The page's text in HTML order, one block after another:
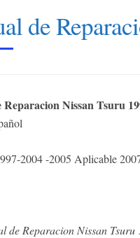
de
Nissan Tsuru
2004 -2005 Aplicable
de Reparacion Nissan Tsuru